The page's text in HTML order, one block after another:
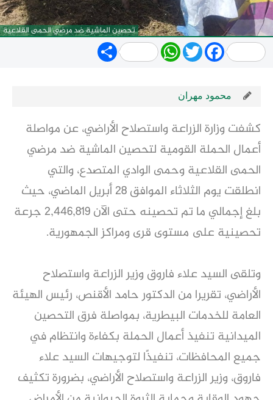
تحصين الماشية ضد مرضي الحمى القلاعية
Share WhatsApp
TwitterFacebook
محمود مهران
كشفت وزارة الزراعة واستصلاح الأراضي، عن مواصلة
أعمال الحملة القومية لتحصين الماشية ضد مرضي
الحمى القلاعية وحمى الوادي المتصدع، والتي
انطلقت يوم الثلاثاء الموافق 28 أبريل الماضي، حيث
بلغ إجمالي ما تم تحصينه حتى الآن 2,446,819 جرعة
تحصينية على مستوى قرى ومراكز الجمهورية.
وتلقى السيد علاء فاروق وزير الزراعة واستصلاح
الأراضي، تقريرا من الدكتور حامد الأقنص، رئيس الهيئة
العامة للخدمات البيطرية، بمواصلة فرق التحصين
الميدانية تنفيذ أعمال الحملة بكفاءة وانتظام في
جميع المحافظات، تنفيذًا لتوجيهات السيد علاء
فاروق، وزير الزراعة واستصلاح الأراضي، بضرورة تكثيف